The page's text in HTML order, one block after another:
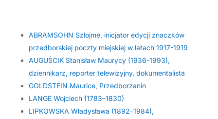
ABRAMSOHN Szlojme, inicjator edycji znaczków
przedborskiej poczty miejskiej w latach 1917-1919
AUGUŚCIK Stanisław Maurycy (1936-1993),
dziennikarz, reporter telewizyjny, dokumentalista
GOLDSTEIN Maurice, Przedborzanin
LANGE Wojciech (1783–1830)
LIPKOWSKA Władysława (1892–1984),